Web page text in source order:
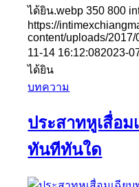
ได้ยิน.webp 350 800
https://
content/uploads/2017/
11-14 16:12:082023-
ได้ยิน
บทความ
ประสาทหูเสื่อ
ทันทีทันใด